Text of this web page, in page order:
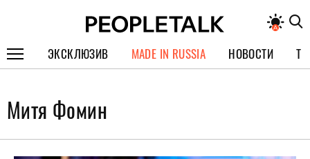
ЭКСКЛЮЗИВ
СПЕЦПРОЕКТЫ
ИНТЕРВЬЮ
MADE IN RUSSIA НОВОСТИ
Митя Фомин